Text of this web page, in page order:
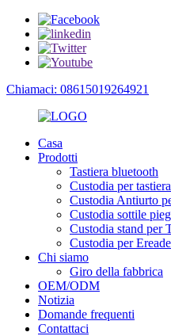
Chiamaci: 08615019264921
Casa
Prodotti
Tastiera bluetooth
Custodia per
Custodia Antiurto
Custodia sottile
Custodia stand per
Custodia per
Chi siamo
Giro della fabbrica
OEM/ODM
Notizia
Domande frequenti
Contattaci